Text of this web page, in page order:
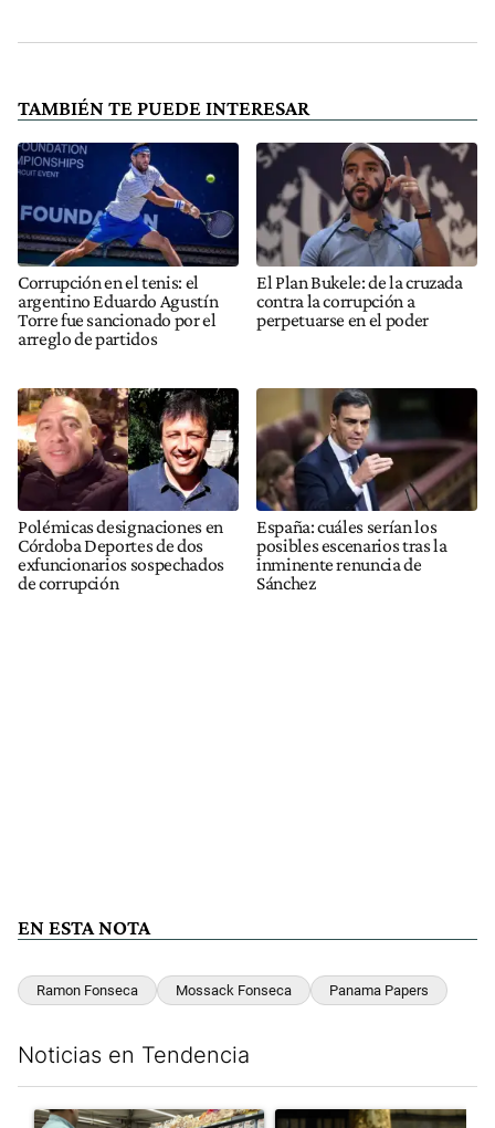
TAMBIÉN TE PUEDE INTERESAR
Corrupción en el tenis: el
argentino Eduardo Agustín
Torre fue sancionado por el
arreglo de partidos
El Plan Bukele: de la cruzada
contra la corrupción a
perpetuarse en el poder
Polémicas designaciones en
Córdoba Deportes de dos
exfuncionarios sospechados
de corrupción
España: cuáles serían los
posibles escenarios tras la
inminente renuncia de
Sánchez
EN ESTA NOTA
Ramon Fonseca Mossack Fonseca Panama Papers
Noticias en Tendencia
Un artículo de tendencia con el título "Inflación y dólar: cuáles
Un artículo de tendencia con